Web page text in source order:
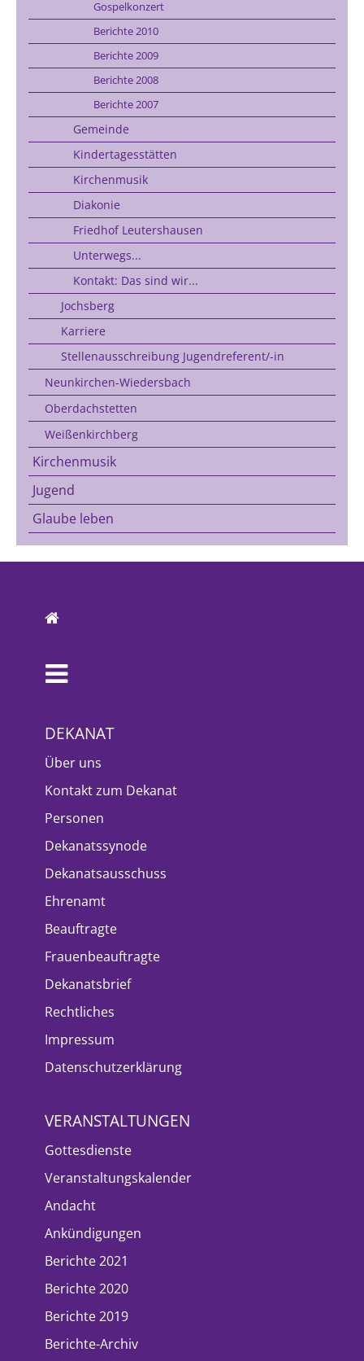
Gospelkonzert
Berichte 2010
Berichte 2009
Berichte 2008
Berichte 2007
Gemeinde
Kindertagesstätten
Kirchenmusik
Diakonie
Friedhof Leutershausen
Unterwegs...
Kontakt: Das sind wir...
Jochsberg
Karriere
Stellenausschreibung Jugendreferent/-in
Neunkirchen-Wiedersbach
Oberdachstetten
Weißenkirchberg
Kirchenmusik
Jugend
Glaube leben
DEKANAT
Über uns
Kontakt zum Dekanat
Personen
Dekanatssynode
Dekanatsausschuss
Ehrenamt
Beauftragte
Frauenbeauftragte
Dekanatsbrief
Rechtliches
Impressum
Datenschutzerklärung
VERANSTALTUNGEN
Gottesdienste
Veranstaltungskalender
Andacht
Ankündigungen
Berichte 2021
Berichte 2020
Berichte 2019
Berichte-Archiv